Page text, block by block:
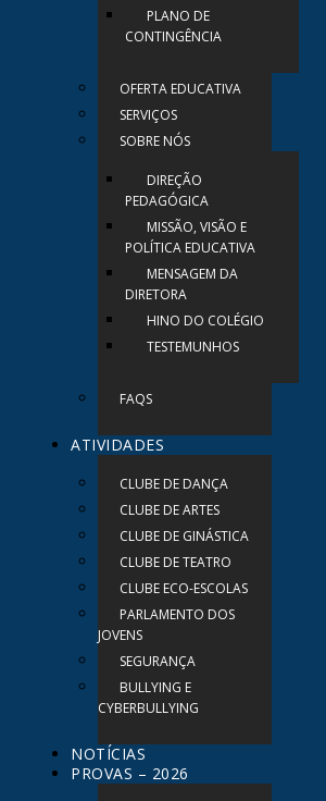
PLANO DE
CONTINGÊNCIA
OFERTA EDUCATIVA
SERVIÇOS
SOBRE NÓS
DIREÇÃO
PEDAGÓGICA
MISSÃO, VISÃO E
POLÍTICA EDUCATIVA
MENSAGEM DA
DIRETORA
HINO DO COLÉGIO
TESTEMUNHOS
FAQS
ATIVIDADES
CLUBE DE DANÇA
CLUBE DE ARTES
CLUBE DE GINÁSTICA
CLUBE DE TEATRO
CLUBE ECO-ESCOLAS
PARLAMENTO DOS
JOVENS
SEGURANÇA
BULLYING E
CYBERBULLYING
NOTÍCIAS
PROVAS – 2026